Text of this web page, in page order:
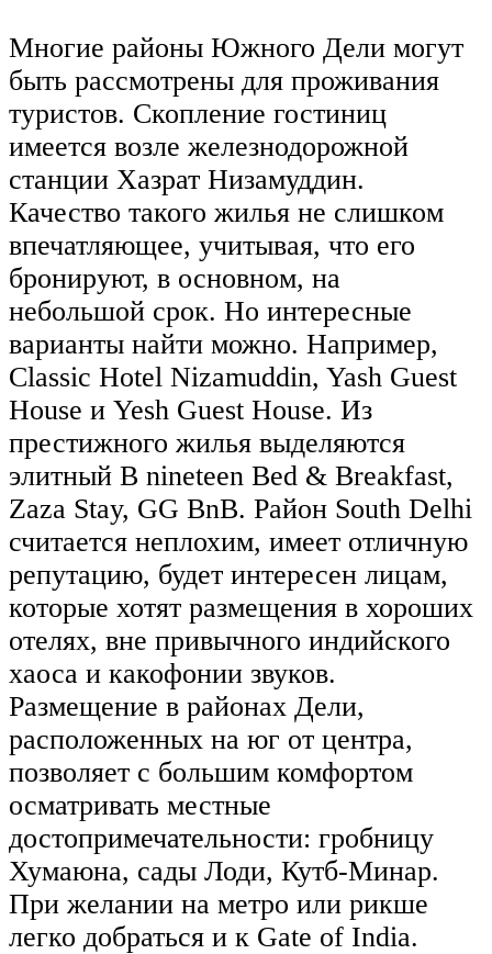
Многие районы Южного Дели могут
быть рассмотрены для проживания
туристов. Скопление гостиниц
имеется возле железнодорожной
станции Хазрат Низамуддин.
Качество такого жилья не слишком
впечатляющее, учитывая, что его
бронируют, в основном, на
небольшой срок. Но интересные
варианты найти можно. Например,
Classic Hotel Nizamuddin, Yash Guest
House и Yesh Guest House. Из
престижного жилья выделяются
элитный B nineteen Bed & Breakfast,
Zaza Stay, GG BnB. Район South Delhi
считается неплохим, имеет отличную
репутацию, будет интересен лицам,
которые хотят размещения в хороших
отелях, вне привычного индийского
хаоса и какофонии звуков.
Размещение в районах Дели,
расположенных на юг от центра,
позволяет с большим комфортом
осматривать местные
достопримечательности: гробницу
Хумаюна, сады Лоди, Кутб-Минар.
При желании на метро или рикше
легко добраться и к Gate of India.